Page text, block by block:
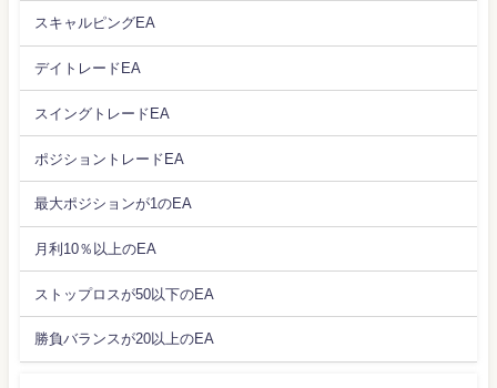
スキャルピングEA
デイトレードEA
スイングトレードEA
ポジショントレードEA
最大ポジションが1のEA
月利10％以上のEA
ストップロスが50以下のEA
勝負バランスが20以上のEA